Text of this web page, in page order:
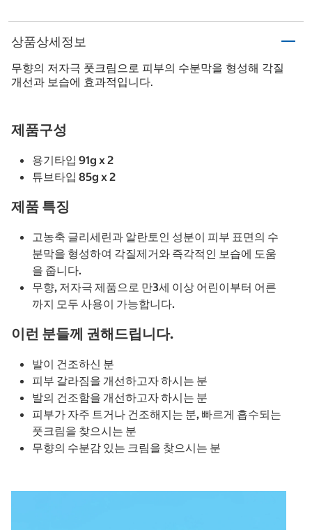
상품상세정보
무향의 저자극 풋크림으로 피부의 수분막을 형성해 각질
개선과 보습에 효과적입니다.
제품구성
용기타입 91g x 2
튜브타입 85g x 2
제품 특징
고농축 글리세린과 알란토인 성분이 피부 표면의 수
분막을 형성하여 각질제거와 즉각적인 보습에 도움
을 줍니다.
무향, 저자극 제품으로 만3세 이상 어린이부터 어른
까지 모두 사용이 가능합니다.
이런 분들께 권해드립니다.
발이 건조하신 분
피부 갈라짐을 개선하고자 하시는 분
발의 건조함을 개선하고자 하시는 분
피부가 자주 트거나 건조해지는 분, 빠르게 흡수되는
풋크림을 찾으시는 분
무향의 수분감 있는 크림을 찾으시는 분